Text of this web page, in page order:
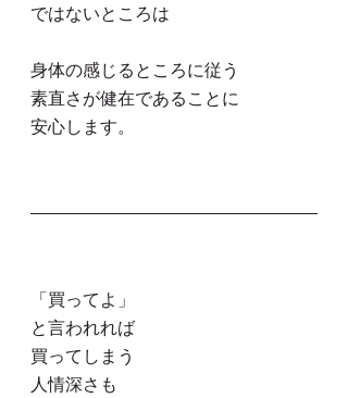
ではないところは
身体の感じるところに従う
素直さが健在であることに
安心します。
「買ってよ」
と言われれば
買ってしまう
人情深さも